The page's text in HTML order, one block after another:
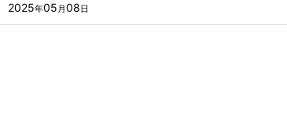
2025年05 月08日